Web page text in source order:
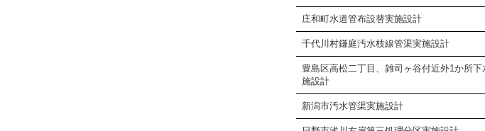
庄和町水道管布設替実施設計
千代川村鎌庭汚水枝線管渠実施設計
豊島区高松二丁目、雑司ヶ谷付近外1か所下
施設計
新潟市汚水管渠実施設計